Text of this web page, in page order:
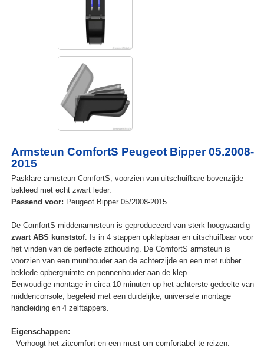
Armsteun ComfortS Peugeot Bipper 05.2008-
2015
Pasklare armsteun ComfortS, voorzien van uitschuifbare bovenzijde
bekleed met echt zwart leder.
Passend voor: Peugeot Bipper 05/2008-2015
De ComfortS middenarmsteun is geproduceerd van sterk hoogwaardig
zwart ABS kunststof. Is in 4 stappen opklapbaar en uitschuifbaar voor
het vinden van de perfecte zithouding. De ComfortS armsteun is
voorzien van een munthouder aan de achterzijde en een met rubber
beklede opbergruimte en pennenhouder aan de klep.
Eenvoudige montage in circa 10 minuten op het achterste gedeelte van
middenconsole, begeleid met een duidelijke, universele montage
handleiding en 4 zelftappers.
Eigenschappen:
- Verhoogt het zitcomfort en een must om comfortabel te reizen.